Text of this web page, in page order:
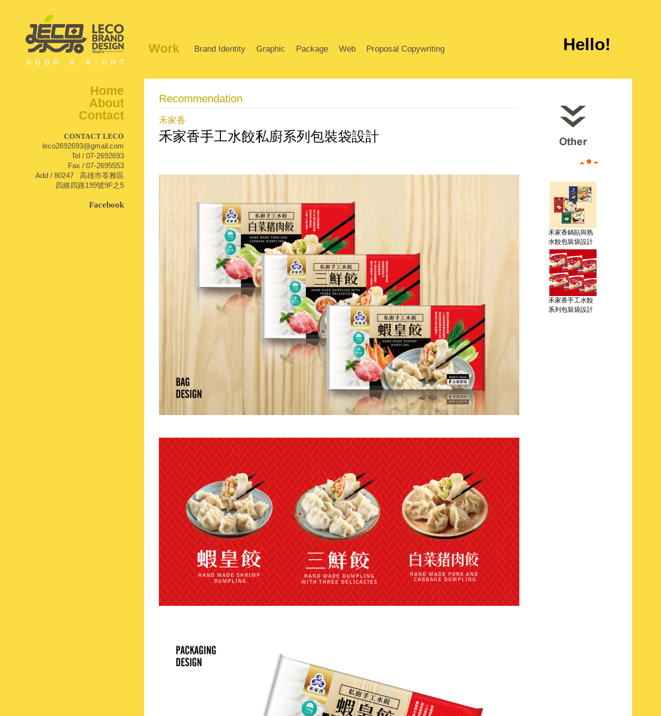
Work Brand Identity Graphic Package Web Proposal Copywriting Hello!
Home
About
Contact
CONTACT LECO
leco2692693@gmail.com
Tel / 07-2692693
Fax / 07-2695553
Add / 80247 高雄市苓雅區
四維四路199號9F之5
Facebook
Recommendation
禾家香
禾家香手工水餃私廚系列包裝袋設計
禾家香鍋貼與熟
水餃包裝袋設計
禾家香手工水餃
系列包裝袋設計